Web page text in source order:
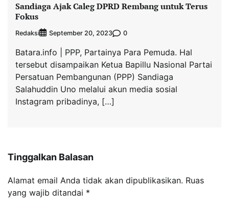
Sandiaga Ajak Caleg DPRD Rembang untuk Terus
Fokus
Redaksi September 20, 2023 0
Batara.info | PPP, Partainya Para Pemuda. Hal
tersebut disampaikan Ketua Bapillu Nasional Partai
Persatuan Pembangunan (PPP) Sandiaga
Salahuddin Uno melalui akun media sosial
Instagram pribadinya, […]
Tinggalkan Balasan
Alamat email Anda tidak akan dipublikasikan. Ruas
yang wajib ditandai *